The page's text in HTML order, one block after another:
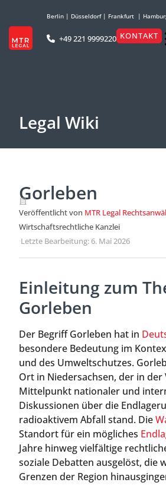
Berlin | Düsseldorf| Frankfurt |
+49 221 9999220 KONTAKT
Legal Wiki
Gorleben
Veröffentlicht von MTR Legal
Wirtschaftsrechtliche Kanzlei
·Letzte Bearbeitung: 6. Mai 2026
Einleitung zum
Gorleben
Der Begriff Gorleben hat in
besondere Bedeutung im
und des Umweltschutzes.
Ort in Niedersachsen, der in der
Mittelpunkt nationaler und
Diskussionen über die
radioaktivem Abfall stand. Die
Standort für ein mögliches
Jahre hinweg vielfältige
soziale Debatten ausgelöst, die
Grenzen der Region